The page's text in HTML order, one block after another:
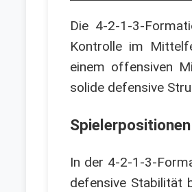
Die 4-2-1-3-
Kontrolle im
einem offensiven
solide defensive
In der 4-2-1-3-
defensive Stabilität